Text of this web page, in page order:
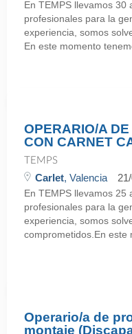
En TEMPS llevamos
profesionales para la
experiencia, somos
En este momento
OPERARIO/A
CON CARNET
TEMPS
Carlet, Valencia
En TEMPS llevamos
profesionales para la
experiencia, somos
comprometidos.En este
Operario/a de
montaje